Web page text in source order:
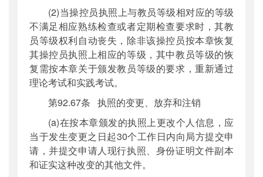
(2)当操控员执照上与教员等级相对应的等级
不满足相应熟练检查或者定期检查要求时，其教
员等级权利自动丧失，除非该操控员按本章恢复
其操控员执照上相应的等级，其中教员等级的恢
复需按本章关于颁发教员等级的要求，重新通过
理论考试和实践考试。
第92.67条 执照的变更、放弃和注销
(a)在按本章颁发的执照上更改个人信息，应
当于发生变更之日起30个工作日内向局方提交申
请，并提交申请人现行执照、身份证明文件副本
和证实这种改变的其他文件。